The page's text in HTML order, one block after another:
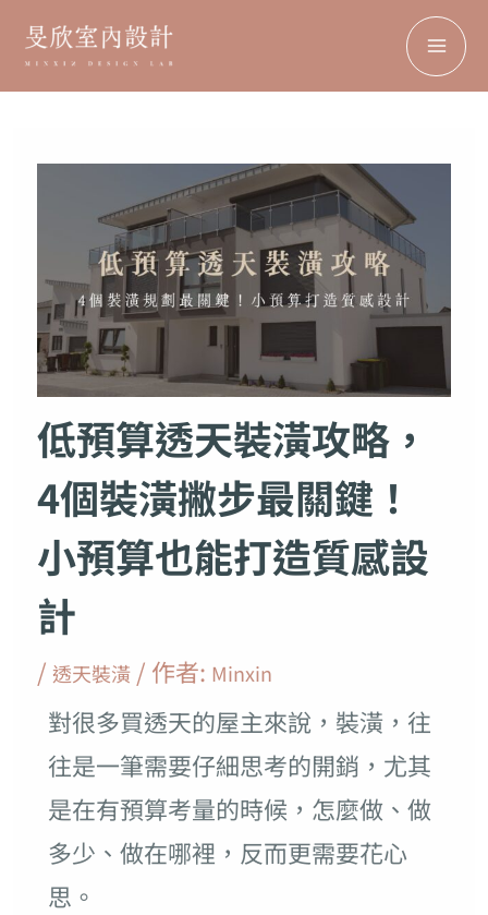
低預算透天裝潢攻略，
4個裝潢撇步最關鍵！
小預算也能打造質感設
計
/ 透天裝潢/ 作者: Minxin
對很多買透天的屋主來說，裝潢，往
往是一筆需要仔細思考的開銷，尤其
是在有預算考量的時候，怎麼做、做
多少、做在哪裡，反而更需要花心
思。
搜
尋